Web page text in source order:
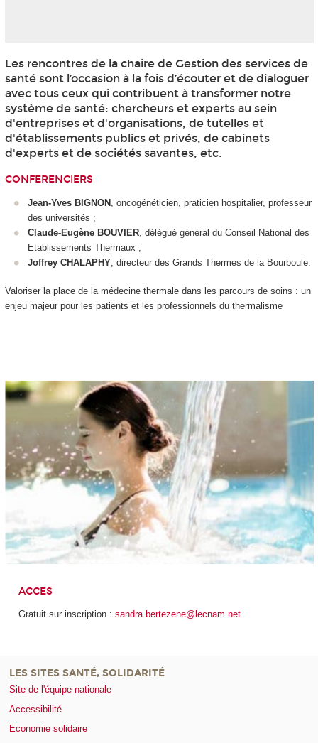
Les rencontres de la chaire de Gestion des services de
santé sont l’occasion à la fois d’écouter et de dialoguer
avec tous ceux qui contribuent à transformer notre
système de santé: chercheurs et experts au sein
d'entreprises et d'organisations, de tutelles et
d'établissements publics et privés, de cabinets
d'experts et de sociétés savantes, etc.
CONFERENCIERS
Jean-Yves BIGNON , oncogénéticien, praticien hospitalier, professeur
des universités ;
Claude-Eugène BOUVIER , délégué général du Conseil National des
Etablissements Thermaux ;
Joffrey CHALAPHY , directeur des Grands Thermes de la Bourboule.
Valoriser la place de la médecine thermale dans les parcours de soins : un
enjeu majeur pour les patients et les professionnels du thermalisme
ACCES
Gratuit sur inscription : sandra.bertezene@lecnam.net
LES SITES SANTÉ, SOLIDARITÉ
Site de l'équipe nationale
Accessibilité
Economie solidaire